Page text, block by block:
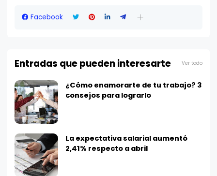
Facebook
Entradas que pueden interesarte Ver todo
¿Cómo enamorarte de tu trabajo? 3
consejos para lograrlo
La expectativa salarial aumentó
2,41% respecto a abril